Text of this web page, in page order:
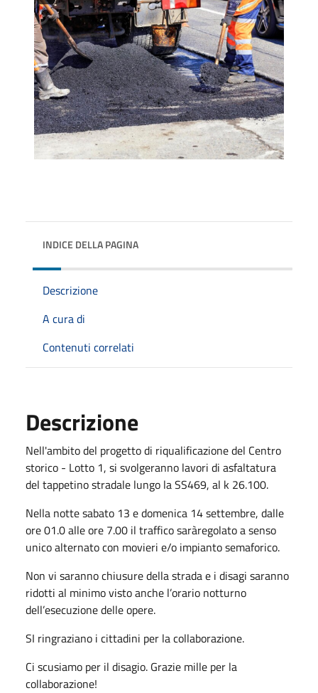
INDICE DELLA PAGINA
Descrizione
A cura di
Contenuti correlati
Descrizione
Nell'ambito del progetto di riqualificazione del Centro
storico - Lotto 1, si svolgeranno lavori di asfaltatura
del tappetino stradale lungo la SS469, al k 26.100.
Nella notte sabato 13 e domenica 14 settembre, dalle
ore 01.0 alle ore 7.00 il traffico saràregolato a senso
unico alternato con movieri e/o impianto semaforico.
Non vi saranno chiusure della strada e i disagi saranno
ridotti al minimo visto anche l’orario notturno
dell’esecuzione delle opere.
SI ringraziano i cittadini per la collaborazione.
Ci scusiamo per il disagio. Grazie mille per la
collaborazione!